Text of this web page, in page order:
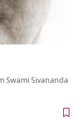
Swami Sivananda